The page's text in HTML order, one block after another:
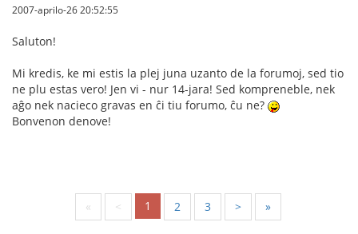
2007-aprilo-26 20:52:55
Saluton!
Mi kredis, ke mi estis la plej juna uzanto de la forumoj, sed tio
ne plu estas vero! Jen vi - nur 14-jara! Sed kompreneble, nek
aĝo nek nacieco gravas en ĉi tiu forumo, ĉu ne?
Bonvenon denove!
« < 1 2 3 > »